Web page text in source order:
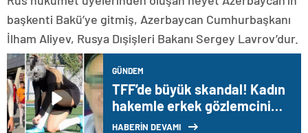
başkenti Bakü’ye gitmiş, Azerbaycan Cumhurbaşkanı
İlham Aliyev, Rusya Dışişleri Bakanı Sergey Lavrov’dur.
GÜNDEM
TFF’de büyük skandal! Kadın
hakemle erkek gözlemcinin
cinsel içerikli videosu ortaya
HABERİN DEVAMI